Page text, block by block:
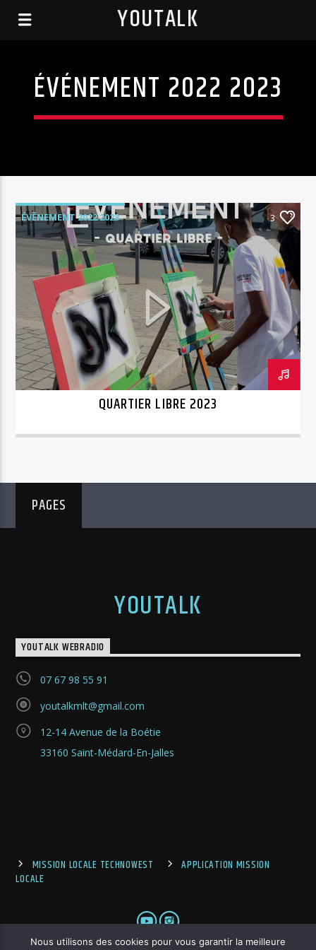
YOUTALK
ÉVÉNEMENT 2022 2023
ÉVÉNEMENT 2022 2023 3
QUARTIER LIBRE 2023
PAGES
YOUTALK
YOUTALK WEBRADIO
07 67 98 55 91
youtalkmlt@gmail.com
12-14 Avenue de la Boétie
33160 Saint-Médard-En-Jalles
MISSION LOCALE TECHNOWEST
APPLICATION MISSION
LOCALE
Nous utilisons des cookies pour vous garantir la meilleure